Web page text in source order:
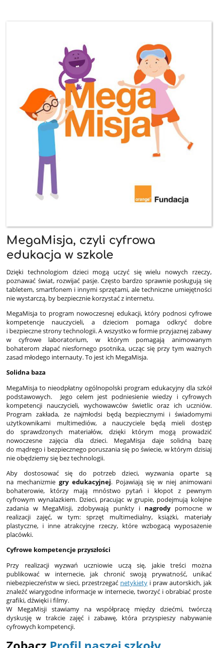
MegaMisja, czyli cyfrowa
edukacja w szkole
Dzięki technologiom dzieci mogą uczyć się wielu nowych rzeczy,
poznawać świat, rozwijać pasje. Często bardzo sprawnie posługują się
tabletem, smartfonem i innymi sprzętami, ale techniczne umiejętności
nie wystarczą, by bezpiecznie korzystać z internetu.
MegaMisja to program nowoczesnej edukacji, który podnosi cyfrowe
kompetencje nauczycieli, a dzieciom pomaga odkryć dobre
i bezpieczne strony technologii. A wszystko w formie przyjaznej zabawy
w cyfrowe laboratorium, w którym pomagają animowanym
bohaterom złapać niesfornego psotnika, ucząc się przy tym ważnych
zasad młodego internauty. To jest ich MegaMisja.
Solidna baza
MegaMisja to nieodpłatny ogólnopolski program edukacyjny dla szkół
podstawowych. Jego celem jest podniesienie wiedzy i cyfrowych
kompetencji nauczycieli, wychowawców świetlic oraz ich uczniów.
Program zakłada, że najmłodsi będą bezpiecznymi i świadomymi
użytkownikami multimediów, a nauczyciele będą mieli dostęp
do sprawdzonych materiałów, dzięki którym mogą prowadzić
nowoczesne zajęcia dla dzieci. MegaMisja daje solidną bazę
do mądrego i bezpiecznego poruszania się po świecie, w którym dzisiaj
nie obędziemy się bez technologii.
Aby dostosować się do potrzeb dzieci, wyzwania oparte są
na mechanizmiegry edukacyjnej. Pojawiają się w niej animowani
bohaterowie, którzy mają mnóstwo pytań i kłopot z pewnym
cyfrowym wynalazkiem. Dzieci, pracując w grupie, podejmują kolejne
zadania w MegaMisji, zdobywają punkty i nagrodypomocne w
realizacji zajęć, w tym: sprzęt multimedialny, książki, materiały
plastyczne, i inne atrakcyjne rzeczy, które wzbogacą wyposażenie
placówki.
Cyfrowe kompetencje przyszłości
Przy realizacji wyzwań uczniowie uczą się, jakie treści można
publikować w internecie, jak chronić swoją prywatność, unikać
niebezpieczeństw w sieci, przestrzegać netykiety i praw autorskich, jak
znaleźć wiarygodne informacje w internecie, tworzyć i obrabiać proste
grafiki, dźwięki i filmy.
W MegaMisji stawiamy na współpracę między dziećmi, twórczą
dyskusję w trakcie zajęć i zabawę, która przyspieszy nabywanie
cyfrowych kompetencji.